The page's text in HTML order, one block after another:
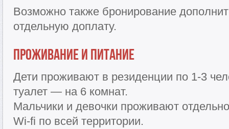
Возможно также бронирование
отдельную доплату.
Проживание и питание
Дети проживают в резиденции по 1-3
туалет — на 6 комнат.
Мальчики и девочки проживают
Wi-fi по всей территории.